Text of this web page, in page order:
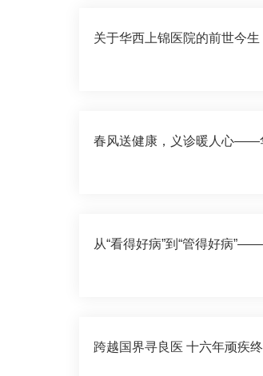
关于华西上锦医院的前世今生
春风送健康，义诊暖人心——
从“看得好病”到“管得好病
跨越国界寻良医 十六年顽疾